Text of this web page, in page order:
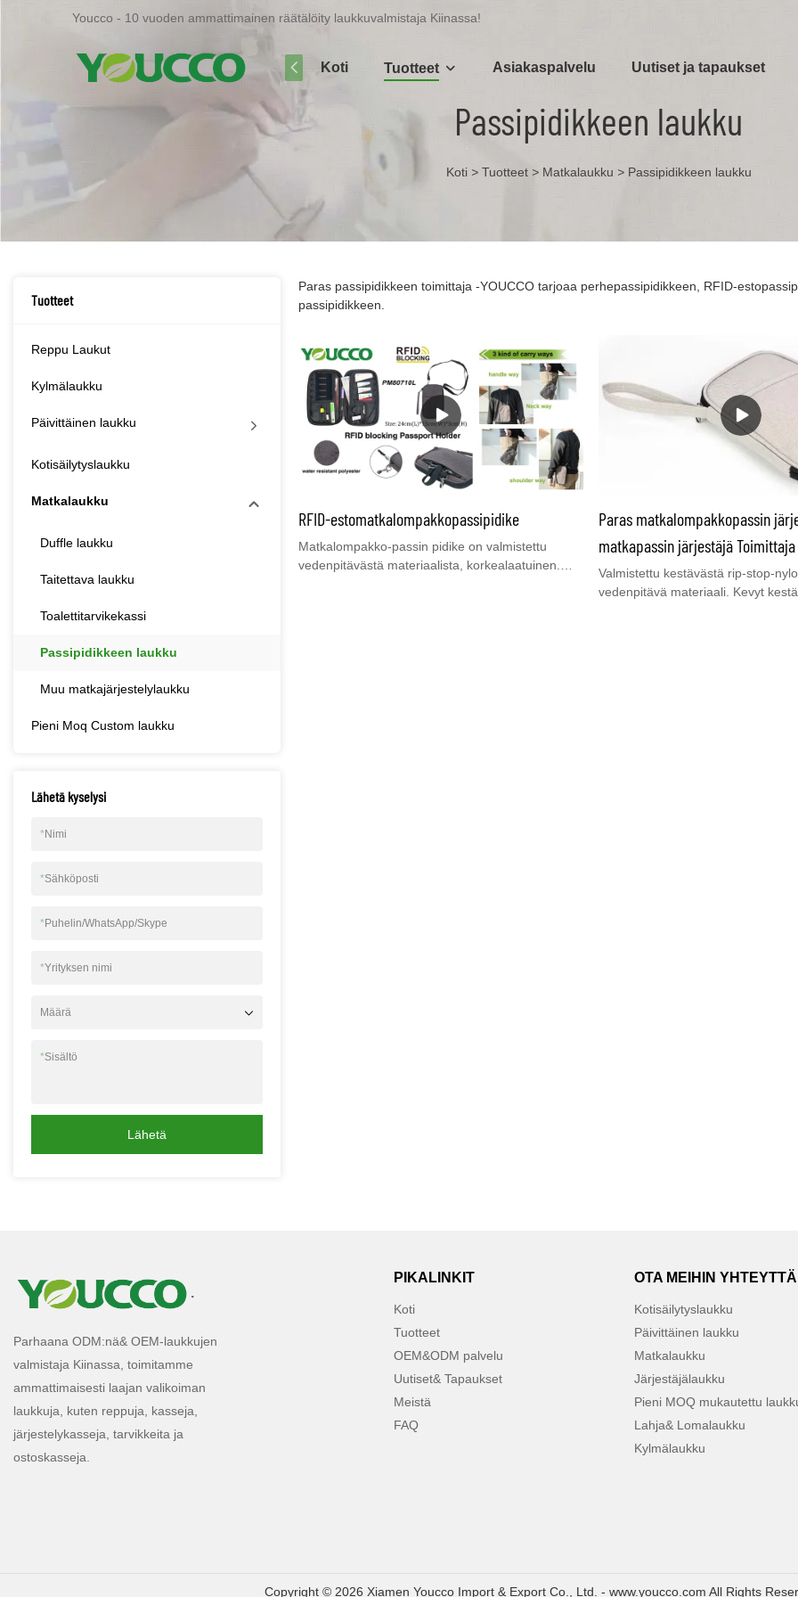
Youcco - 10 vuoden ammattimainen räätälöity laukkuvalmistaja Kiinassa!
Koti Tuotteet Asiakaspalvelu Uutiset ja tapaukset
Passipidikkeen laukku
Koti > Tuotteet > Matkalaukku > Passipidikkeen laukku
Tuotteet
Reppu Laukut
Kylmälaukku
Päivittäinen laukku
Kotisäilytyslaukku
Matkalaukku
Duffle laukku
Taitettava laukku
Toalettitarvikekassi
Passipidikkeen laukku
Muu matkajärjestelylaukku
Pieni Moq Custom laukku
Lähetä kyselysi
*Nimi
*Sähköposti
*Puhelin/WhatsApp/Skype
*Yrityksen nimi
Määrä
*Sisältö
Lähetä
Paras passipidikkeen toimittaja -YOUCCO tarjoaa perhepassipidikkeen, RFID-
passipidikkeen.
RFID-estomatkalompakkopassipidike
Matkalompakko-passin pidike on valmistettu
vedenpitävästä materiaalista, korkealaatuinen.
Paras matkalompakkopassin
matkapassin järjestäjä Toimittaja
Valmistettu kestävästä rip-stop-
vedenpitävä materiaali. Kevyt
.
Parhaana ODM:nä& OEM-laukkujen
valmistaja Kiinassa, toimitamme
ammattimaisesti laajan valikoiman
laukkuja, kuten reppuja, kasseja,
järjestelykasseja, tarvikkeita ja
ostoskasseja.
PIKALINKIT
Koti
Tuotteet
OEM&ODM palvelu
Uutiset& Tapaukset
Meistä
FAQ
OTA MEIHIN YHTEYTTÄ
Kotisäilytyslaukku
Päivittäinen laukku
Matkalaukku
Järjestäjälaukku
Pieni MOQ mukautettu
Lahja& Lomalaukku
Kylmälaukku
Copyright © 2026 Xiamen Youcco Import & Export Co., Ltd. - www.youcco.com All Rights